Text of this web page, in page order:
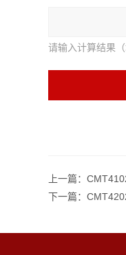
请输入计算结果
上一篇：
下一篇：